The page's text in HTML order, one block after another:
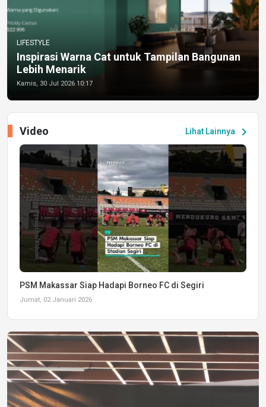
LIFESTYLE
Inspirasi Warna Cat untuk Tampilan Bangunan
Lebih Menarik
Kamis, 30 Jul 2026 10:17
Lihat Lainnya chevron_right
Video
PSM Makassar Siap Hadapi Borneo FC di Segiri
Jumat, 02 Januari 2026